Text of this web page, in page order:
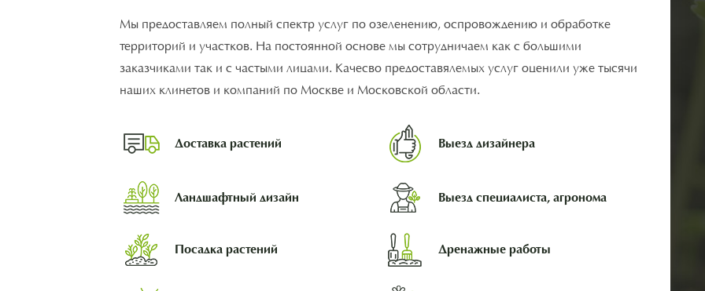
Мы предоставляем полный спектр услуг по озеленению, оспровождению и обработке
территорий и участков. На постоянной основе мы сотрудничаем как с большими
заказчиками так и с частыми лицами. Качесво предоставялемых услуг оценили уже тысячи
наших клинетов и компаний по Москве и Московской области.
Доставка растений Выезд дизайнера
Ландшафтный дизайн Выезд специалиста, агронома
Посадка растений Дренажные работы